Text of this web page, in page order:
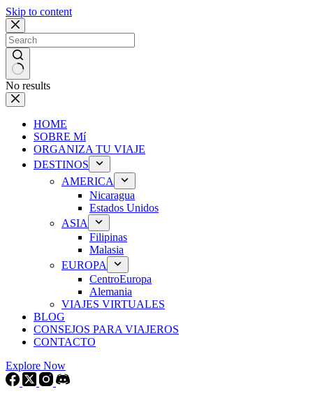
Skip to content
No results
HOME
SOBRE Mí
ORGANIZA TU VIAJE
DESTINOS
AMERICA
Nicaragua
Estados Unidos
ASIA
Filipinas
Malasia
EUROPA
CentroEuropa
Alemania
VIAJES VIRTUALES
BLOG
CONSEJOS PARA VIAJEROS
CONTACTO
Explore Now